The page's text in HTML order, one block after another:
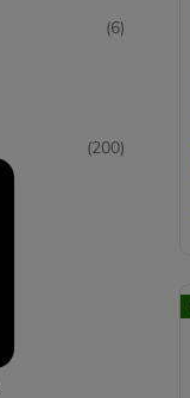
)
(6)
(200)